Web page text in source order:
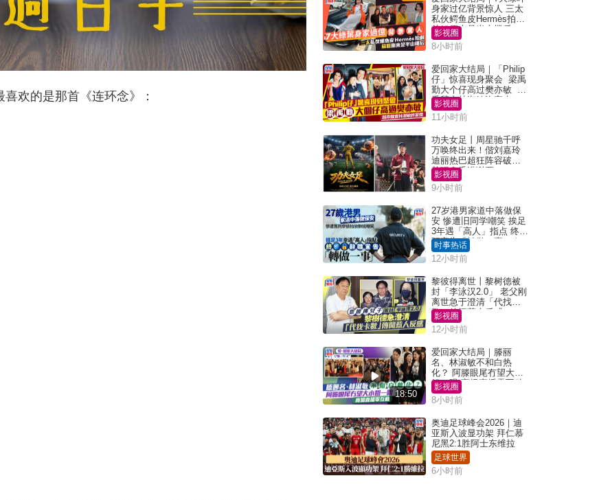
欢的是那首《连环念》：
身家过亿背景惊人 三太
私伙鳄鱼皮Hermès拍剧
苏姐原来是半山楼后
影视圈
8小时前
爱回家大结局｜「Philip
仔」惊喜现身聚会 梁禹
勤大个仔高过樊亦敏 超
乖黐实林淑敏许家杰
影视圈
11小时前
功夫女足丨周星驰千呼
万唤终出来！偕刘嘉玲
迪丽热巴超狂阵容破天
荒现身香港谢票
影视圈
9小时前
27岁港男家道中落做保
安 惨遭旧同学嘲笑 挨足
3年遇「高人」指点 终辞
职宣告「转做一事」｜
Juicy叮
时事热话
12小时前
黎彼得离世丨黎树德被
封「李泳汉2.0」 老父刚
离世急于澄清「代找卡
数」传闻惹人反感
影视圈
12小时前
18:50
爱回家大结局｜滕丽
名、林淑敏不和白热
化？ 阿滕眼尾冇望大小
姐一眼 商场直播零互动
影视圈
8小时前
奥迪足球峰会2026｜迪
亚斯入波显功架 拜仁慕
尼黑2:1胜阿士东维拉
足球世界
6小时前